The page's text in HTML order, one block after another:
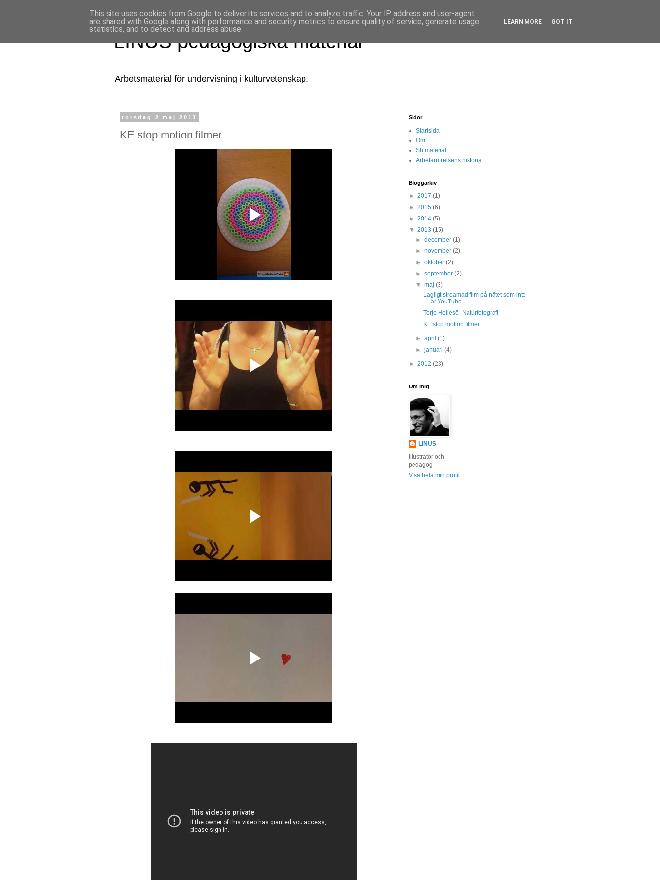
LINUS pedagogiska material
Arbetsmaterial för undervisning i kulturvetenskap.
torsdag 2 maj 2013
KE stop motion filmer
Sidor
Startsida
Om
Sh material
Arbetarrörelsens historia
Bloggarkiv
► 2017 (1)
► 2015 (6)
► 2014 (5)
▼ 2013 (15)
►december(1)
►november(2)
►oktober(2)
►september(2)
▼maj(3)
Lagligt streamad film på nätet som inte
är YouTube
Terje Hellesö -Naturfotografi
KE stop motion filmer
►april(1)
►januari(4)
► 2012 (23)
Om mig
LINUS
Illustratör och
pedagog
Visa hela min profil
This site uses cookies from Google to deliver its services and to analyze traffic. Your IP address and user-agent
are shared with Google along with performance and security metrics to ensure quality of service, generate usage
statistics, and to detect and address abuse.
LEARN MORE GOT IT